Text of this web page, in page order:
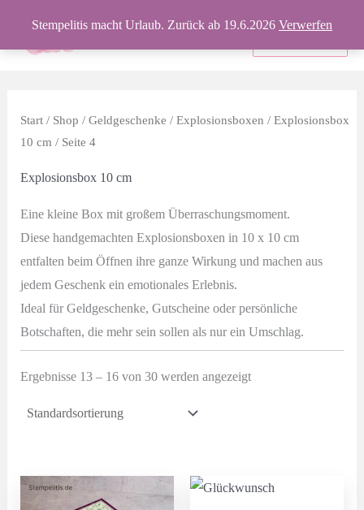
Stempelitis macht Urlaub. Zurück ab 19.6.2026 Verwerfen
springen
Produkte
Start/ Shop / Geldgeschenke / Explosionsboxen / Explosionsbox
10 cm / Seite 4
Explosionsbox 10 cm
Eine kleine Box mit großem Überraschungsmoment.
Diese handgemachten Explosionsboxen in 10 x 10 cm
entfalten beim Öffnen ihre ganze Wirkung und machen aus
jedem Geschenk ein emotionales Erlebnis.
Ideal für Geldgeschenke, Gutscheine oder persönliche
Botschaften, die mehr sein sollen als nur ein Umschlag.
Ergebnisse 13 – 16 von 30 werden angezeigt